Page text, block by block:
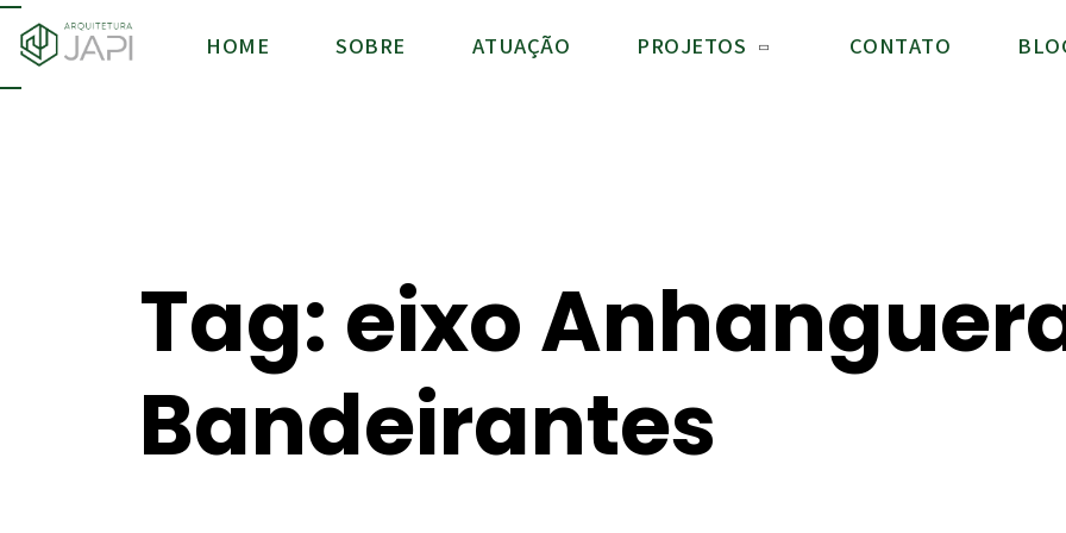
HOME SOBRE ATUAÇÃO PROJETOS CONTATO
Tag: eixo
Bandeirantes